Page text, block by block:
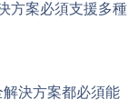
方案必須支援多種
決方案都必須能